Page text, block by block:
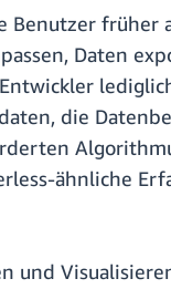
Benutzer früher
Daten
die
ähnliche